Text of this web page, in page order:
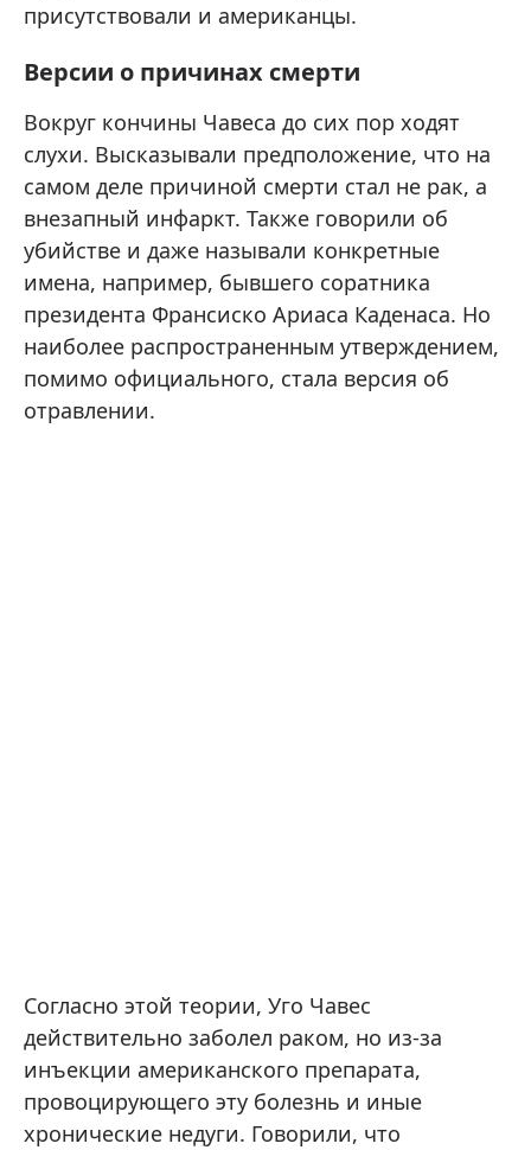
присутствовали и американцы.
Версии о причинах смерти
Вокруг кончины Чавеса до сих пор ходят
слухи. Высказывали предположение, что на
самом деле причиной смерти стал не рак, а
внезапный инфаркт. Также говорили об
убийстве и даже называли конкретные
имена, например, бывшего соратника
президента Франсиско Ариаса Каденаса. Но
наиболее распространенным утверждением,
помимо официального, стала версия об
отравлении.
Согласно этой теории, Уго Чавес
действительно заболел раком, но из-за
инъекции американского препарата,
провоцирующего эту болезнь и иные
хронические недуги. Говорили, что